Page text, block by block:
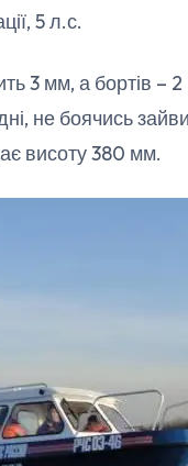
5 л.с.
3 мм, а бортів –
не боячись
висоту 380 мм.